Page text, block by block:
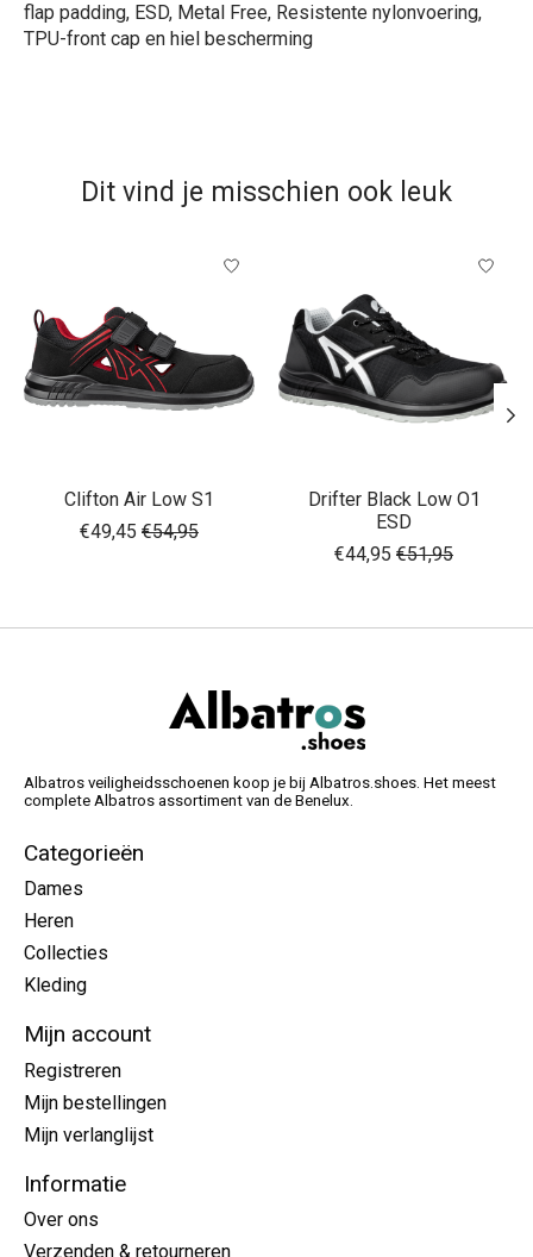
flap padding, ESD, Metal Free, Resistente nylonvoering,
TPU-front cap en hiel bescherming
Dit vind je misschien ook leuk
Items van productcarrousel
Clifton Air Low S1
€49,45 €54,95
Drifter Black Low O1
ESD
€44,95 €51,95
Albatros veiligheidsschoenen koop je bij Albatros.shoes. Het meest
complete Albatros assortiment van de Benelux.
Categorieën
Dames
Heren
Collecties
Kleding
Mijn account
Registreren
Mijn bestellingen
Mijn verlanglijst
Informatie
Over ons
Verzenden & retourneren